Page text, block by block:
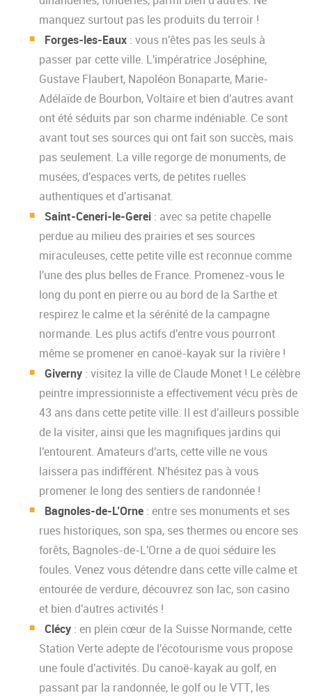
manquez surtout pas les produits du terroir !
Forges-les-Eaux : vous n'êtes pas les seuls à
passer par cette ville. L'impératrice Joséphine,
Gustave Flaubert, Napoléon Bonaparte, Marie-
Adélaïde de Bourbon, Voltaire et bien d'autres avant
ont été séduits par son charme indéniable. Ce sont
avant tout ses sources qui ont fait son succès, mais
pas seulement. La ville regorge de monuments, de
musées, d'espaces verts, de petites ruelles
authentiques et d'artisanat.
Saint-Ceneri-le-Gerei : avec sa petite chapelle
perdue au milieu des prairies et ses sources
miraculeuses, cette petite ville est reconnue comme
l'une des plus belles de France. Promenez-vous le
long du pont en pierre ou au bord de la Sarthe et
respirez le calme et la sérénité de la campagne
normande. Les plus actifs d'entre vous pourront
même se promener en canoë-kayak sur la rivière !
Giverny : visitez la ville de Claude Monet ! Le célèbre
peintre impressionniste a effectivement vécu près de
43 ans dans cette petite ville. Il est d'ailleurs possible
de la visiter, ainsi que les magnifiques jardins qui
l'entourent. Amateurs d'arts, cette ville ne vous
laissera pas indifférent. N'hésitez pas à vous
promener le long des sentiers de randonnée !
Bagnoles-de-L’Orne : entre ses monuments et ses
rues historiques, son spa, ses thermes ou encore ses
forêts, Bagnoles-de-L'Orne a de quoi séduire les
foules. Venez vous détendre dans cette ville calme et
entourée de verdure, découvrez son lac, son casino
et bien d'autres activités !
Clécy : en plein cœur de la Suisse Normande, cette
Station Verte adepte de l'écotourisme vous propose
une foule d'activités. Du canoë-kayak au golf, en
passant par la randonnée, le golf ou le VTT, les